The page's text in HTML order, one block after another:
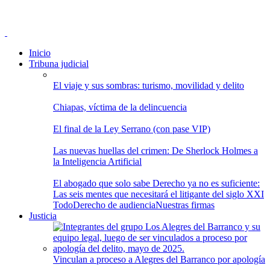
Inicio
Tribuna judicial
El viaje y sus sombras: turismo, movilidad y delito
Chiapas, víctima de la delincuencia
El final de la Ley Serrano (con pase VIP)
Las nuevas huellas del crimen: De Sherlock Holmes a
la Inteligencia Artificial
El abogado que solo sabe Derecho ya no es suficiente:
Las seis mentes que necesitará el litigante del siglo XXI
TodoDerecho de audienciaNuestras firmas
Justicia
Vinculan a proceso a Alegres del Barranco por apología